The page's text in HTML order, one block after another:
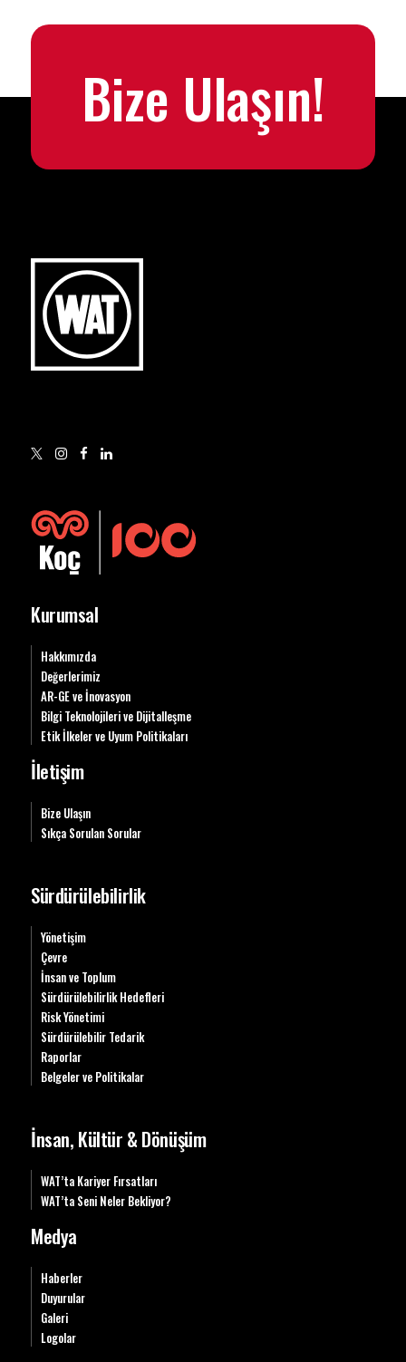
Bize Ulaşın!
Kurumsal
Hakkımızda
Değerlerimiz
AR-GE ve İnovasyon
Bilgi Teknolojileri ve Dijitalleşme
Etik İlkeler ve Uyum Politikaları
İletişim
Bize Ulaşın
Sıkça Sorulan Sorular
Sürdürülebilirlik
Yönetişim
Çevre
İnsan ve Toplum
Sürdürülebilirlik Hedefleri
Risk Yönetimi
Sürdürülebilir Tedarik
Raporlar
Belgeler ve Politikalar
İnsan, Kültür & Dönüşüm
WAT’ta Kariyer Fırsatları
WAT’ta Seni Neler Bekliyor?
Medya
Haberler
Duyurular
Galeri
Logolar